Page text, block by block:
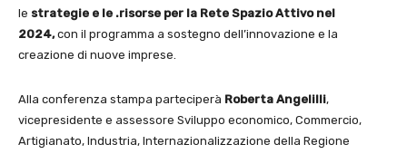
le strategie e le .risorse per la Rete Spazio Attivo nel
2024,con il programma a sostegno dell’innovazione e la
creazione di nuove imprese.
Alla conferenza stampa parteciperà Roberta Angelilli,
vicepresidente e assessore Sviluppo economico, Commercio,
Artigianato, Industria, Internazionalizzazione della Regione